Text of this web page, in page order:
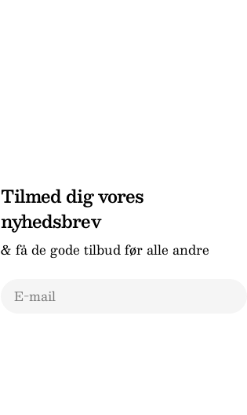
Tilmed dig vores
nyhedsbrev
& få de gode tilbud før alle andre
E-